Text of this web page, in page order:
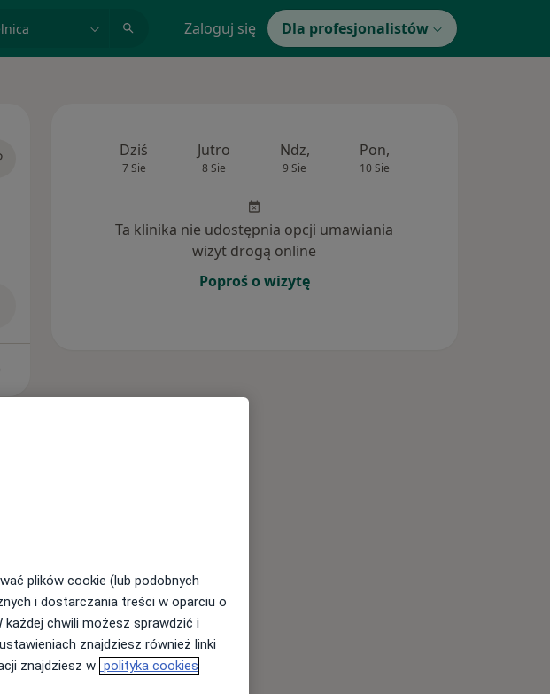
Zaloguj się Dla profesjonalistów
Dziś
7 Sie
Jutro
8 Sie
Ndz,
9 Sie
Pon,
10 Sie
Ta klinika nie udostępnia opcji umawiania
wizyt drogą online
Poproś o wizytę
plików cookie (lub podobnych
i dostarczania treści w oparciu o
chwili możesz sprawdzić i
znajdziesz również linki
znajdziesz w polityka cookies